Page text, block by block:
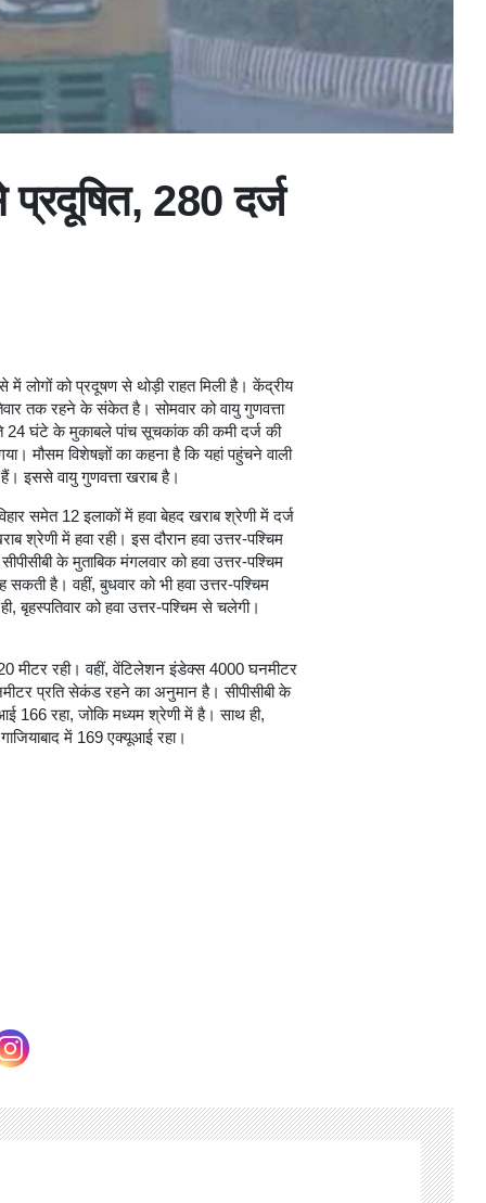
280 दर्ज
में लोगों को प्रदूषण से थोड़ी राहत मिली है। केंद्रीय
तक रहने के संकेत है। सोमवार को वायु गुणवत्ता
24 घंटे के मुकाबले पांच सूचकांक की कमी दर्ज की
मौसम विशेषज्ञों का कहना है कि यहां पहुंचने वाली
इससे वायु गुणवत्ता खराब है।
समेत 12 इलाकों में हवा बेहद खराब श्रेणी में दर्ज
में हवा रही। इस दौरान हवा उत्तर-पश्चिम
के मुताबिक मंगलवार को हवा उत्तर-पश्चिम
है। वहीं, बुधवार को भी हवा उत्तर-पश्चिम
बृहस्पतिवार को हवा उत्तर-पश्चिम से चलेगी।
रही। वहीं, वेंटिलेशन इंडेक्स 4000 घनमीटर
प्रति सेकंड रहने का अनुमान है। सीपीसीबी के
166 रहा, जोकि मध्यम श्रेणी में है। साथ ही,
में 169 एक्यूआई रहा।